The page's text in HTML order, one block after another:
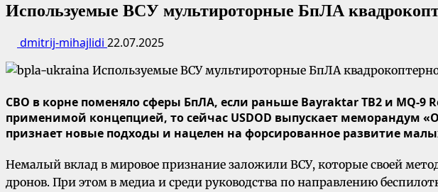
Используемые ВСУ мультироторные БпЛА
dmitrij-mihajlidi 22.07.2025
СВО в корне поменяло сферы БпЛА, если раньше Bayraktar TB2 и MQ-9
применимой концепцией, то сейчас USDOD выпускает меморандум
признает новые подходы и нацелен на форсированное развитие
Немалый вклад в мировое признание заложили ВСУ, которые своей
дронов. При этом в медиа и среди руководства по направлению